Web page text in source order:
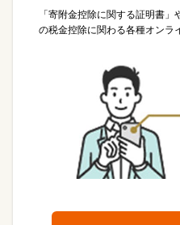
「寄附金控除に関する証明書」
の税金控除に関わる各種オンラ